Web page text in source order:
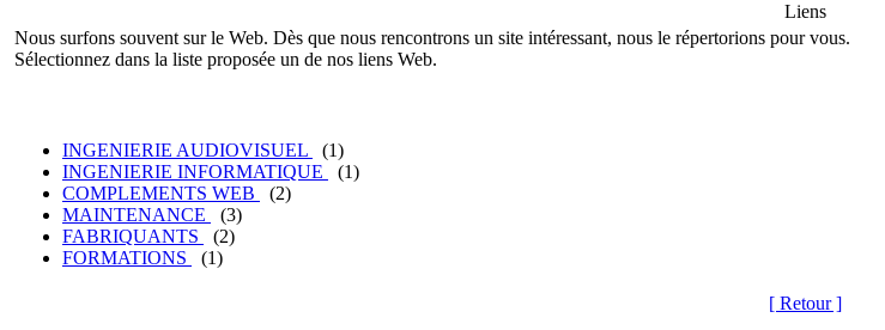
Liens
Nous surfons souvent sur le Web. Dès que nous rencontrons un site intéressant, nous le répertorions pour vous.
Sélectionnez dans la liste proposée un de nos liens Web.
INGENIERIE AUDIOVISUEL
(1)
INGENIERIE INFORMATIQUE
(1)
COMPLEMENTS WEB
(2)
MAINTENANCE
(3)
FABRIQUANTS
(2)
FORMATIONS
(1)
[ Retour ]